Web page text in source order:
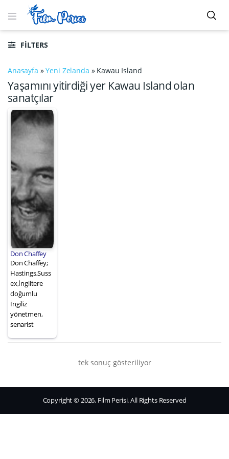
FILTERS
Anasayfa »Yeni Zelanda » Kawau Island
Yaşamını yitirdiği yer Kawau Island olan
sanatçılar
Don Chaffey
Don Chaffey;
Hastings,Suss
ex,İngiltere
doğumlu
İngiliz
yönetmen,
senarist
tek sonuç gösteriliyor
Copyright © 2026, Film Perisi. All Rights Reserved